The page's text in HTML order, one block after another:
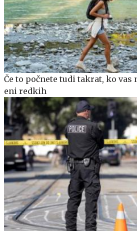
Če to počnete tudi takrat, ko vas
eni redkih